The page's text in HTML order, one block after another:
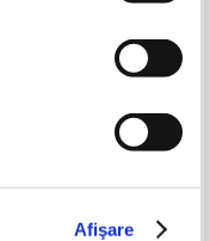
Afişare
mantuirii